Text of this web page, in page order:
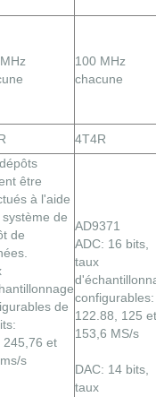
100 MHz
chacune
4T4R
être
à l'aide
de
de
de
245,76 et
s
AD9371
ADC: 16 bits,
taux
configurables:
122.88, 125 et
153,6 MS/s
DAC: 14 bits,
taux